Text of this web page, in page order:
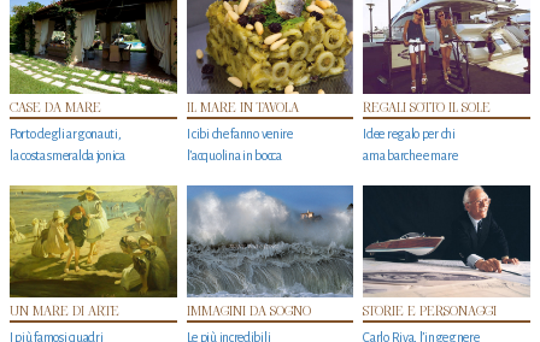
CASE DA MARE
Porto degli argonauti,
la costa smeralda jonica
IL MARE IN TAVOLA
I cibi che fanno venire
l’acquolina in bocca
REGALI SOTTO IL SOLE
Idee regalo per chi
ama barche e mare
UN MARE DI ARTE
I più famosi quadri
IMMAGINI DA SOGNO
Le più incredibili
STORIE E PERSONAGGI
Carlo Riva, l’ingegnere